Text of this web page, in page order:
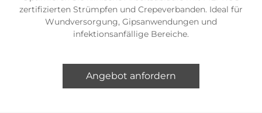
zertifizierten Strümpfen und Crepeverbanden. Ideal für
Wundversorgung, Gipsanwendungen und
infektionsanfällige Bereiche.
Angebot anfordern